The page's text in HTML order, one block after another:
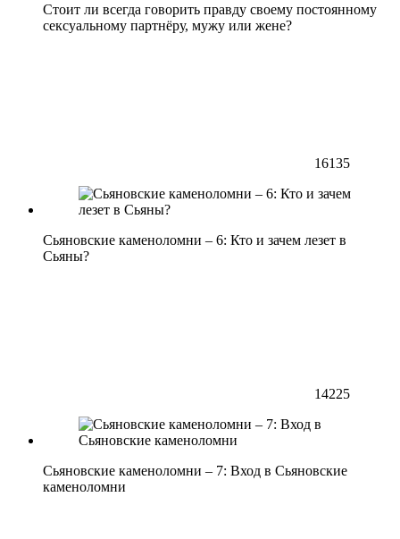
Стоит ли всегда говорить правду своему постоянному
сексуальному партнёру, мужу или жене?
16135
Сьяновские каменоломни – 6: Кто и зачем лезет в
Сьяны?
14225
Сьяновские каменоломни – 7: Вход в Сьяновские
каменоломни